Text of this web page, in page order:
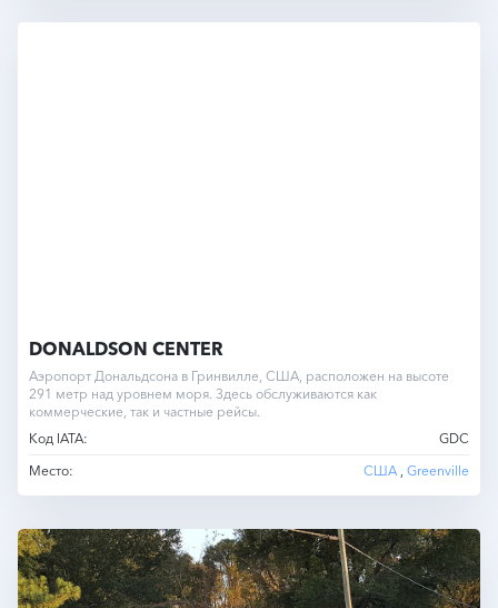
DONALDSON CENTER
Аэропорт Дональдсона в Гринвилле, США, расположен на высоте
291 метр над уровнем моря. Здесь обслуживаются как
коммерческие, так и частные рейсы.
Код IATA:
GDC
Место:
США Greenville